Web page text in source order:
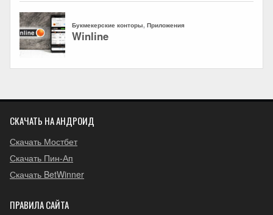
СКАЧАТЬ НА АНДРОИД
Скачать Мостбет
Скачать Пин-Ап
Скачать BetWinner
ПРАВИЛА САЙТА